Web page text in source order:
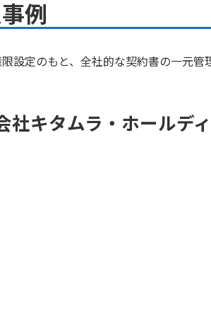
例
設定のもと、全社的な契約書の一元管
社キタムラ・ホールデ